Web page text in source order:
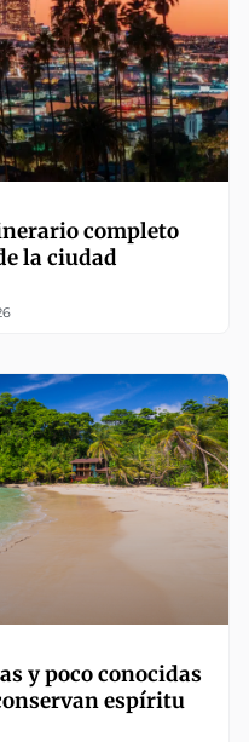
completo
la ciudad
y poco conocidas
espíritu